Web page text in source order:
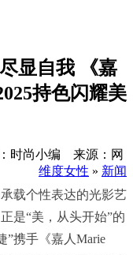
显自我 《嘉
持色闪耀美
时尚小编 来源：网
维度女性 » 新闻
载个性表达的光影艺
是“美，从头开始”的
”携手《嘉人Marie